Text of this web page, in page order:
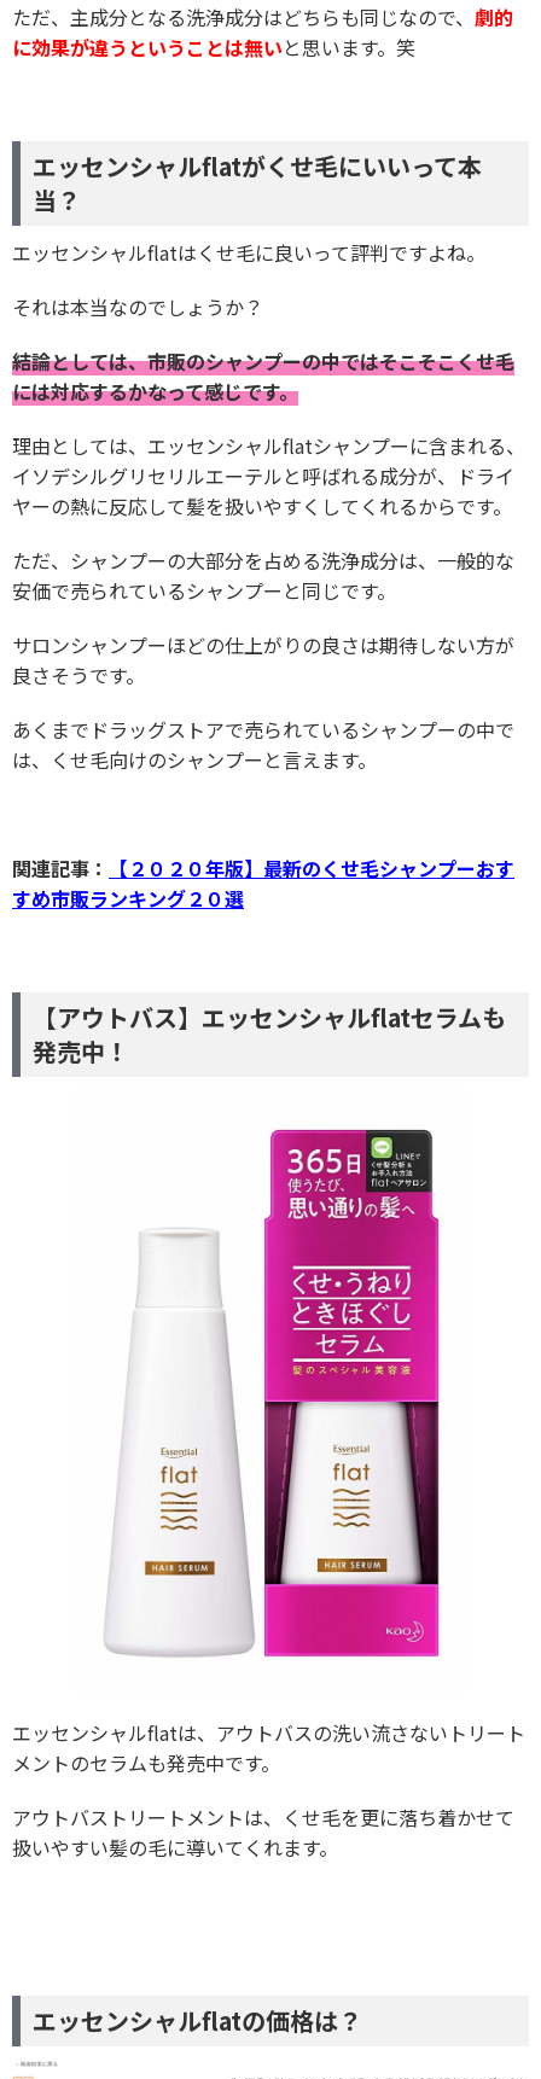
ただ、主成分となる洗浄成分はどちらも同じなので、 劇的
に効果が違うということは無いと思います。笑
エッセンシャルflatがくせ毛にいいって本
当？
エッセンシャルflatはくせ毛に良いって評判ですよね。
それは本当なのでしょうか？
結論としては、市販のシャンプーの中ではそこそこくせ毛
には対応するかなって感じです。
理由としては、エッセンシャルflatシャンプーに含まれる、
イソデシルグリセリルエーテルと呼ばれる成分が、ドライ
ヤーの熱に反応して髪を扱いやすくしてくれるからです。
ただ、シャンプーの大部分を占める洗浄成分は、一般的な
安価で売られているシャンプーと同じです。
サロンシャンプーほどの仕上がりの良さは期待しない方が
良さそうです。
あくまでドラッグストアで売られているシャンプーの中で
は、くせ毛向けのシャンプーと言えます。
関連記事：
【２０２０年版】最新のくせ毛シャンプーおす
すめ市販ランキング２０選
【アウトバス】エッセンシャルflatセラムも
発売中！
エッセンシャルflatは、アウトバスの洗い流さないトリート
メントのセラムも発売中です。
アウトバストリートメントは、くせ毛を更に落ち着かせて
扱いやすい髪の毛に導いてくれます。
エッセンシャルflatの価格は？